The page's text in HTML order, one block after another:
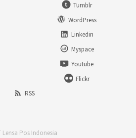
Tumblr
WordPress
Linkedin
Myspace
Youtube
Flickr
RSS
Lensa Pos Indonesia